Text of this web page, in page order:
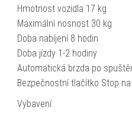
Hmotnost vozidla 17 kg
Maximální nosnost 30 kg
Doba nabíjení 8 hodin
Doba jízdy 1-2 hodiny
Automatická brzda po
Bezpečnostní tlačítko Stop
Vybavení: